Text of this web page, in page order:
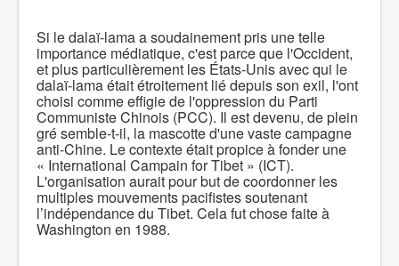
Si le dalaï-lama a soudainement pris une telle
importance médiatique, c'est parce que l'Occident,
et plus particulièrement les États-Unis avec qui le
dalaï-lama était étroitement lié depuis son exil, l'ont
choisi comme effigie de l'oppression du Parti
Communiste Chinois (PCC). Il est devenu, de plein
gré semble-t-il, la mascotte d'une vaste campagne
anti-Chine. Le contexte était propice à fonder une
« International Campain for Tibet » (ICT).
L'organisation aurait pour but de coordonner les
multiples mouvements pacifistes soutenant
l’indépendance du Tibet. Cela fut chose faite à
Washington en 1988.